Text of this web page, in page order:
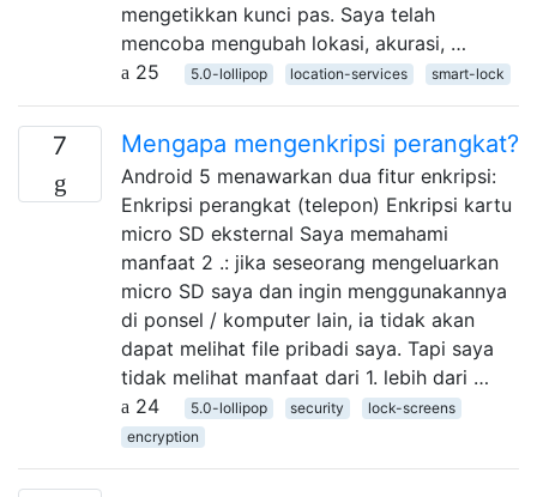
mengetikkan kunci pas. Saya telah
mencoba mengubah lokasi, akurasi, …
25
5.0-lollipop location-services smart-lock
7 Mengapa mengenkripsi perangkat?
Android 5 menawarkan dua fitur enkripsi:
Enkripsi perangkat (telepon) Enkripsi kartu
micro SD eksternal Saya memahami
manfaat 2 .: jika seseorang mengeluarkan
micro SD saya dan ingin menggunakannya
di ponsel / komputer lain, ia tidak akan
dapat melihat file pribadi saya. Tapi saya
tidak melihat manfaat dari 1. lebih dari …
24
5.0-lollipop security
lock-screens
encryption